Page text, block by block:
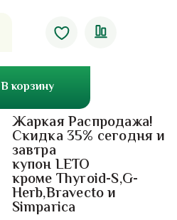
В корзину
Жаркая Распродажа!
Скидка 35% сегодня и
завтра
купон LETO
кроме Thyroid-S,G-
Herb,Bravecto и
Simparica